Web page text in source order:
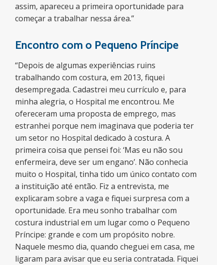
assim, apareceu a primeira oportunidade para
começar a trabalhar nessa área.”
Encontro com o Pequeno Príncipe
“Depois de algumas experiências ruins
trabalhando com costura, em 2013, fiquei
desempregada. Cadastrei meu currículo e, para
minha alegria, o Hospital me encontrou. Me
ofereceram uma proposta de emprego, mas
estranhei porque nem imaginava que poderia ter
um setor no Hospital dedicado à costura. A
primeira coisa que pensei foi: ‘Mas eu não sou
enfermeira, deve ser um engano’. Não conhecia
muito o Hospital, tinha tido um único contato com
a instituição até então. Fiz a entrevista, me
explicaram sobre a vaga e fiquei surpresa com a
oportunidade. Era meu sonho trabalhar com
costura industrial em um lugar como o Pequeno
Príncipe: grande e com um propósito nobre.
Naquele mesmo dia, quando cheguei em casa, me
ligaram para avisar que eu seria contratada. Fiquei